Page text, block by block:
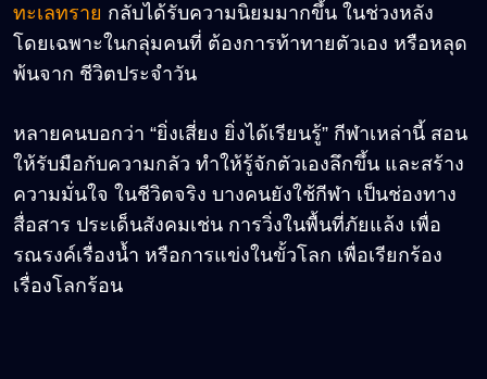
ทะเลทราย กลับได้รับความนิยมมากขึ้น ในช่วงหลัง
โดยเฉพาะในกลุ่มคนที่ ต้องการท้าทายตัวเอง หรือหลุด
พ้นจาก ชีวิตประจำวัน
หลายคนบอกว่า “ยิ่งเสี่ยง ยิ่งได้เรียนรู้” กีฬาเหล่านี้ สอน
ให้รับมือกับความกลัว ทำให้รู้จักตัวเองลึกขึ้น และสร้าง
ความมั่นใจ ในชีวิตจริง บางคนยังใช้กีฬา เป็นช่องทาง
สื่อสาร ประเด็นสังคมเช่น การวิ่งในพื้นที่ภัยแล้ง เพื่อ
รณรงค์เรื่องน้ำ หรือการแข่งในขั้วโลก เพื่อเรียกร้อง
เรื่องโลกร้อน